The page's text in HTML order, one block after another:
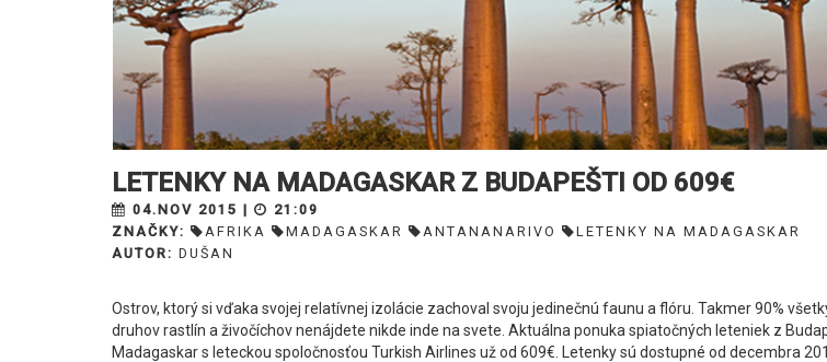
LETENKY NA MADAGASKAR Z BUDAPEŠTI OD 609€
04.NOV 2015 |
21:09
ZNAČKY:
AFRIKA MADAGASKAR ANTANANARIVO
LETENKY NA MADAGASKAR
AUTOR: DUŠAN
Ostrov, ktorý si vďaka svojej relatívnej izolácie zachoval svoju jedinečnú faunu a flóru. Takmer 90%
druhov rastlín a živočíchov nenájdete nikde inde na svete. Aktuálna ponuka spiatočných leteniek z
Madagaskar s leteckou spoločnosťou Turkish Airlines už od 609€. Letenky sú dostupné od decembra